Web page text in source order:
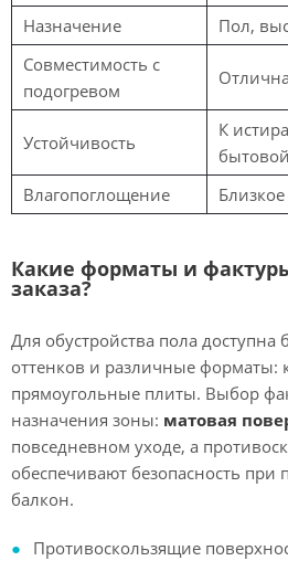
Назначение
Пол,
Совместимость с
подогревом
Устойчивость
К
Влагопоглощение
Какие форматы и
заказа?
Для обустройства пола доступна
оттенков и различные форматы:
прямоугольные плиты. Выбор
назначения зоны: матовая
повседневном уходе, а
обеспечивают безопасность при
балкон.
Противоскользящие